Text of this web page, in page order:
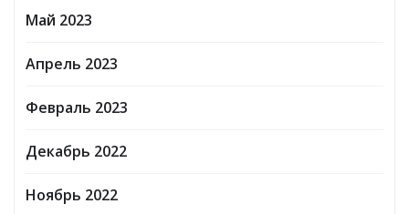
Май 2023
Апрель 2023
Февраль 2023
Декабрь 2022
Ноябрь 2022